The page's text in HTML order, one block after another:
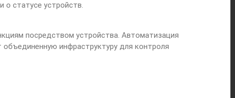
о статусе устройств.
посредством устройства. Автоматизация
инфраструктуру для контроля